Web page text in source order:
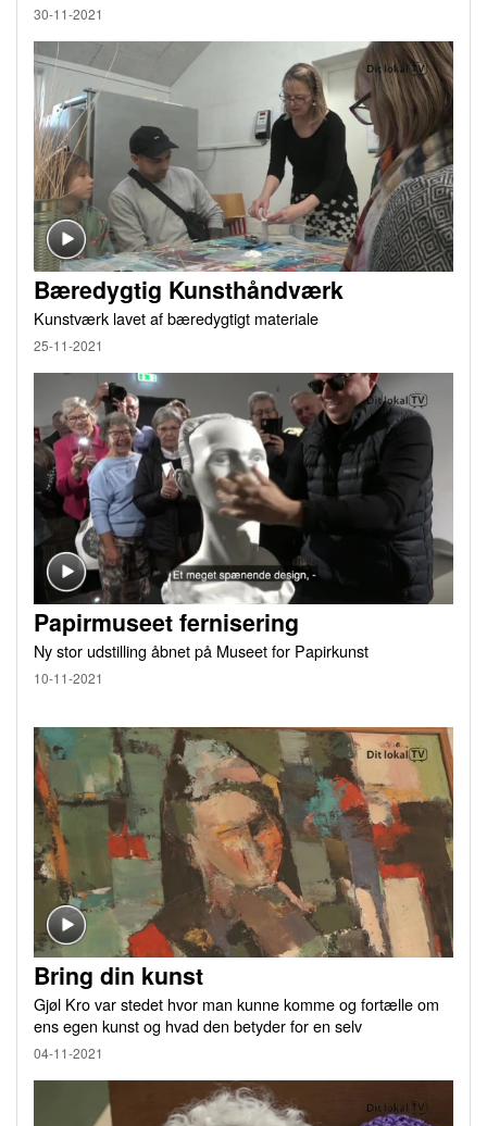
30-11-2021
Bæredygtig Kunsthåndværk
Kunstværk lavet af bæredygtigt materiale
25-11-2021
Papirmuseet fernisering
Ny stor udstilling åbnet på Museet for Papirkunst
10-11-2021
Bring din kunst
Gjøl Kro var stedet hvor man kunne komme og fortælle om
ens egen kunst og hvad den betyder for en selv
04-11-2021